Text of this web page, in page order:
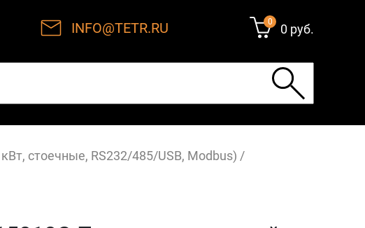
INFO@TETR.RU 0 0 руб.
стоечные, RS232/485/USB, Modbus) /